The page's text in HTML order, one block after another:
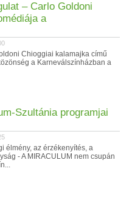
– Carlo Goldoni
a
Chioggiai kalamajka című
a Karneválszínházban a
Szultánia programjai
élmény, az érzékenyítés, a
- A MIRACULUM nem csupán